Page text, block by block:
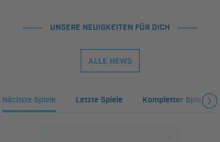
UNSERE NEUIGKEITEN FÜR DICH
ALLE NEWS
Nächste Spiele Letzte Spiele Kompletter Spielplan